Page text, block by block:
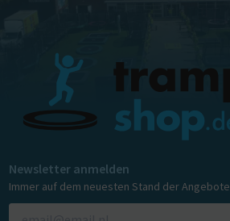
Newsletter anmelden
Immer auf dem neuesten Stand der Angebote